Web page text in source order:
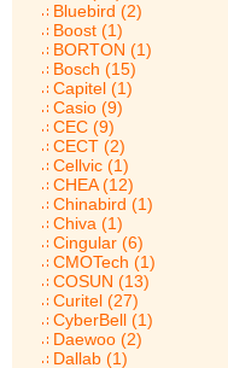
Bluebird (2)
Boost (1)
BORTON (1)
Bosch (15)
Capitel (1)
Casio (9)
CEC (9)
CECT (2)
Cellvic (1)
CHEA (12)
Chinabird (1)
Chiva (1)
Cingular (6)
CMOTech (1)
COSUN (13)
Curitel (27)
CyberBell (1)
Daewoo (2)
Dallab (1)